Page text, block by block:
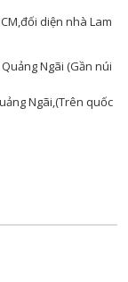
diện nhà Lam
Ngãi (Gần núi
Ngãi,(Trên quốc